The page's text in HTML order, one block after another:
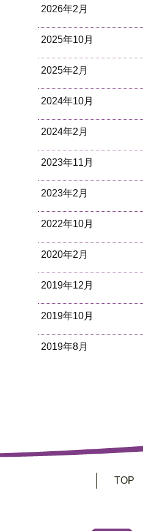
2026年2月
2025年10月
2025年2月
2024年10月
2024年2月
2023年11月
2023年2月
2022年10月
2020年2月
2019年12月
2019年10月
2019年8月
TOP